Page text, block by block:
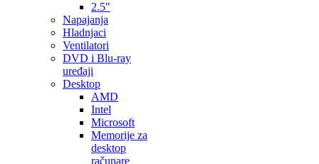
2.5″
Napajanja
Hladnjaci
Ventilatori
DVD i Blu-ray
uređaji
Desktop
AMD
Intel
Microsoft
Memorije za
desktop
računare